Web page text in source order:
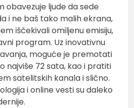
obavezuje ljude da sede
i ne baš tako malih ekrana,
iščekivali omiljenu emisiju,
program. Uz inovativnu
moguće je premotati
najviše 72 sata, kao i pratiti
satelitskih kanala i slično.
i online vesti su daleko